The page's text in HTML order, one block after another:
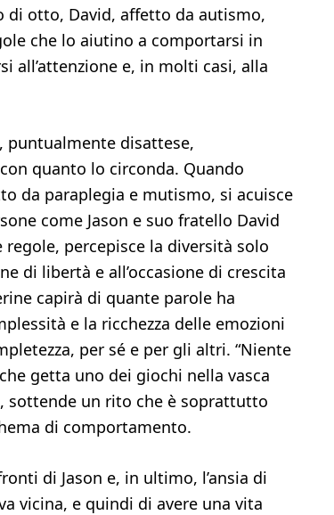
di otto, David, affetto da autismo,
che lo aiutino a comportarsi in
all’attenzione e, in molti casi, alla
puntualmente disattese,
quanto lo circonda. Quando
da paraplegia e mutismo, si acuisce
come Jason e suo fratello David
percepisce la diversità solo
di libertà e all’occasione di crescita
capirà di quante parole ha
e la ricchezza delle emozioni
per sé e per gli altri. “Niente
getta uno dei giochi nella vasca
sottende un rito che è soprattutto
di comportamento.
di Jason e, in ultimo, l’ansia di
vicina, e quindi di avere una vita